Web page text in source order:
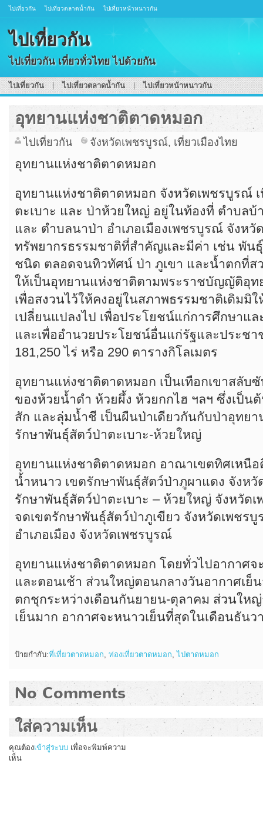
ไปเที่ยวกัน ไปเที่ยวตลาดน้ำกัน ไปเที่ยวหน้าหนาวกัน
ไปเที่ยวกัน
ไปเที่ยวกัน เที่ยวทั่วไทย ไปด้วยกัน
ไปเที่ยวกัน ไปเที่ยวตลาดน้ำกัน ไปเที่ยวหน้าหนาวกัน
อุทยานแห่งชาติตาดหมอก
ไปเที่ยวกัน จังหวัดเพชรบูรณ์, เที่ยวเมืองไทย
อุทยานแห่งชาติตาดหมอก
อุทยานแห่งชาติตาดหมอก จังหวัดเพชรบูรณ์
ตะเบาะ และ ป่าห้วยใหญ่ อยู่ในท้องที่ ตำบล
และ ตำบลนาป่า อำเภอเมืองเพชรบูรณ์ จังห
ทรัพยากรธรรมชาติที่สำคัญและมีค่า เช่น พัน
ชนิด ตลอดจนทิวทัศน์ ป่า ภูเขา และน้ำตกที่ส
ให้เป็นอุทยานแห่งชาติตามพระราชบัญญัติอุท
เพื่อสงวนไว้ให้คงอยู่ในสภาพธรรมชาติเดิมมิ
เปลี่ยนแปลงไป เพื่อประโยชน์แก่การศึกษาแ
และเพื่ออำนวยประโยชน์อื่นแก่รัฐและประช
181,250 ไร่ หรือ 290 ตารางกิโลเมตร
อุทยานแห่งชาติตาดหมอก เป็นเทือกเขาสลับ
ของห้วยน้ำดำ ห้วยผึ้ง ห้วยกกไฮ ฯลฯ ซึ่งเป็น
สัก และลุ่มน้ำชี เป็นผืนป่าเดียวกันกับป่าอุทย
รักษาพันธุ์สัตว์ป่าตะเบาะ-ห้วยใหญ่
อุทยานแห่งชาติตาดหมอก อาณาเขตทิศเหนื
น้ำหนาว เขตรักษาพันธุ์สัตว์ป่าภูผาแดง จังห
รักษาพันธุ์สัตว์ป่าตะเบาะ – ห้วยใหญ่ จังหวัด
จดเขตรักษาพันธุ์สัตว์ป่าภูเขียว จังหวัดเพชร
อำเภอเมือง จังหวัดเพชรบูรณ์
อุทยานแห่งชาติตาดหมอก โดยทั่วไปอากาศจ
และตอนเช้า ส่วนใหญ่ตอนกลางวันอากาศเย็
ตกชุกระหว่างเดือนกันยายน-ตุลาคม ส่วนให
เย็นมาก อากาศจะหนาวเย็นที่สุดในเดือนธัน
ป้ายกำกับ:ที่เที่ยวตาดหมอก, ท่องเที่ยวตาดหมอก,ไปตาดหมอก
No Comments
ใส่ความเห็น
คุณต้องเข้าสู่ระบบ เพื่อจะพิมพ์ความ
เห็น